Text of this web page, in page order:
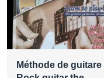
Méthode de guitare